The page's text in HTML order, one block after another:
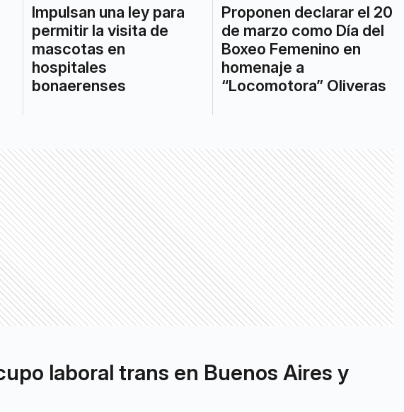
Impulsan una ley para
permitir la visita de
mascotas en
hospitales
bonaerenses
Proponen declarar el 20
de marzo como Día del
Boxeo Femenino en
homenaje a
“Locomotora” Oliveras
laboral trans en Buenos Aires y